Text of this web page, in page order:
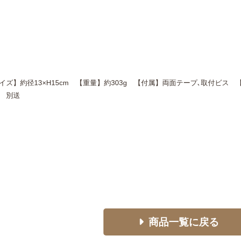
ズ】約径13×H15cm 【重量】約303g 【付属】両面テープ､取付ビス
別送
商品一覧に戻る